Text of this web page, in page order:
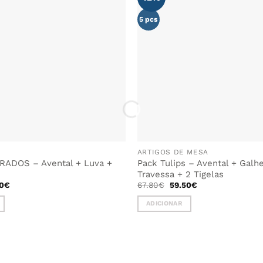
– Avental + Luva +
€
5 pcs
ARTIGOS DE MESA
Pack Tulips – Avental +
Travessa + 2 Tigelas
67.80€ O
original
era:
67.80€.
59.50€O
ADICIONAR